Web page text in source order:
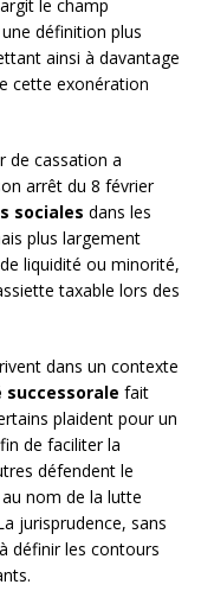
le champ
définition plus
ainsi à davantage
cette exonération
de cassation a
arrêt du 8 février
sociales dans les
plus largement
liquidité ou minorité,
taxable lors des
dans un contexte
fait
plaident pour un
de faciliter la
défendent le
nom de la lutte
jurisprudence, sans
définir les contours